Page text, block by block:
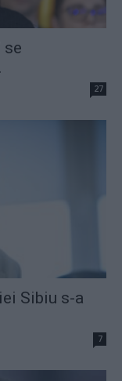
se
27
Sibiu s-a
7